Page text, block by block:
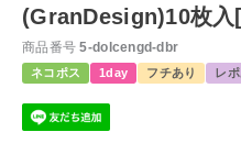
(GranDesign)10枚入
商品番号 5-dolcengd-dbr
ネコポス 1day フチあり レ